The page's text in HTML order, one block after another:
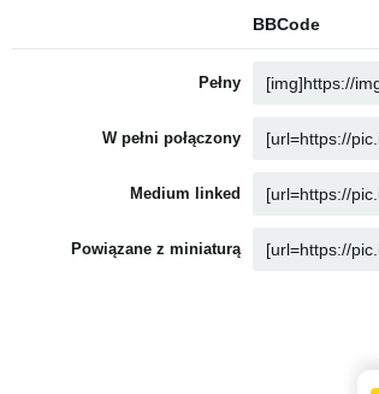
BBCode
Pełny
W pełni połączony
Medium linked
Powiązane z miniaturą